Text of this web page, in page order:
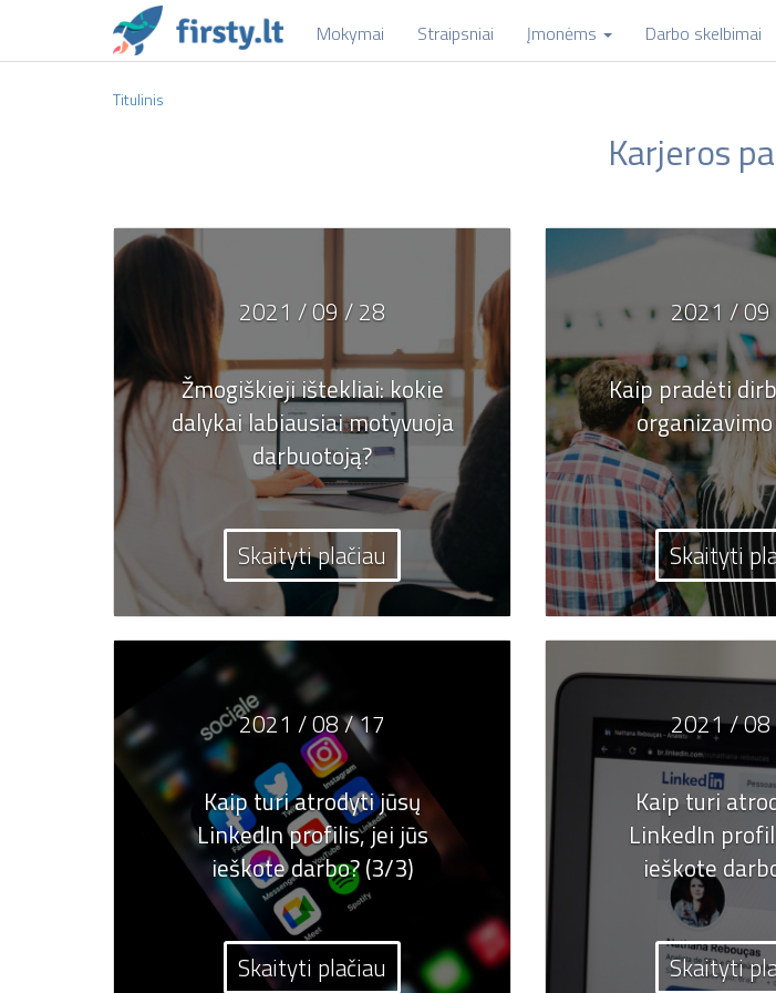
Mokymai Straipsniai Įmonėms Darbo skelbimai
Titulinis
Karjeros
2021 / 09 / 28
Žmogiškieji ištekliai: kokie
dalykai labiausiai motyvuoja
darbuotoją?
Skaityti plačiau
2021 /
Kaip pradėti
Skaityti
2021 / 08 / 17
Kaip turi atrodyti jūsų
LinkedIn profilis, jei jūs
ieškote darbo? (3/3)
Skaityti plačiau
2021 /
Kaip turi
LinkedIn
ieškote
Skaityti